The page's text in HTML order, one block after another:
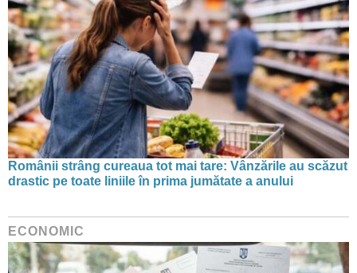
Românii strâng cureaua tot mai tare: Vânzările au scăzut
drastic pe toate liniile în prima jumătate a anului
ECONOMIC